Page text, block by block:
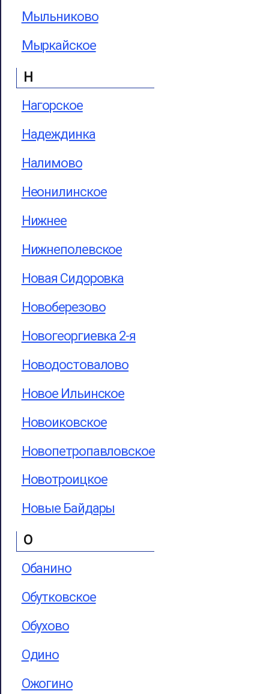
Мыльниково
Мыркайское
Н
Нагорское
Надеждинка
Налимово
Неонилинское
Нижнее
Нижнеполевское
Новая Сидоровка
Новоберезово
Новогеоргиевка 2-я
Новодостовалово
Новое Ильинское
Новоиковское
Новопетропавловское
Новотроицкое
Новые Байдары
О
Обанино
Обутковское
Обухово
Одино
Ожогино